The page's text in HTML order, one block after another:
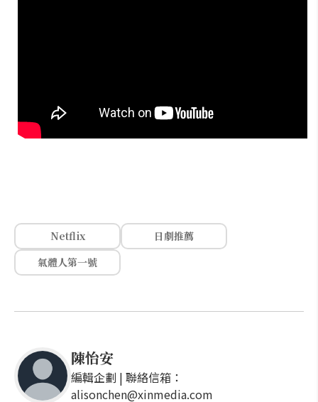
Netflix
日劇推薦
氣體人第一號
陳怡安
編輯企劃 | 聯絡信箱：
alisonchen@xinmedia.com